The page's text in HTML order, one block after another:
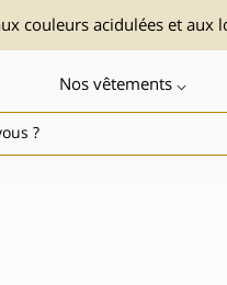
couleurs acidulées et aux
Nos vêtements ⌵